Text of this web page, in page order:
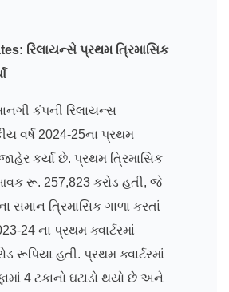
રિલાયન્સે પ્રથમ ત્રિમાસિક
કંપની રિલાયન્સ
વર્ષ 2024-25ના પ્રથમ
જાહેર કર્યા છે. પ્રથમ ત્રિમાસિક
રૂ. 257,823 કરોડ હતી, જે
સમાન ત્રિમાસિક ગાળા કરતાં
24 ના પ્રથમ ક્વાર્ટરમાં
રૂપિયા હતી. પ્રથમ ક્વાર્ટરમાં
4 ટકાનો ઘટાડો થયો છે અને